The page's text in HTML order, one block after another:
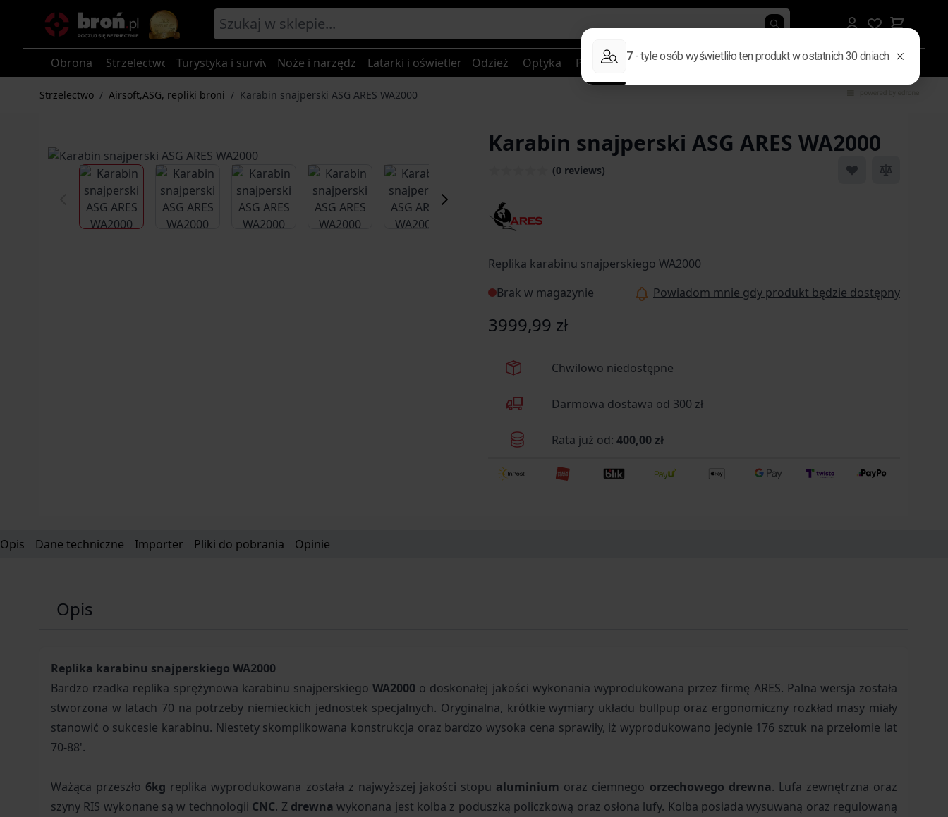
Obrona Strzelectwo Turystyka i survival Noże i narzędzia Latarki i oświetlenieOdzież Optyka Plecaki, torby i nerkiGadżety i elektronikaMęskie prezentyB2B
Strzelectwo / Airsoft,ASG, repliki broni / Karabin snajperski ASG ARES WA2000
Karabin snajperski ASG ARES WA2000
(0 reviews)
View larger imageView larger imageView larger imageView larger imageView larger imageView larger imageView larger image
Replika karabinu snajperskiego WA2000
Brak w magazynie
Powiadom mnie gdy produkt będzie dostępny
3999,99 zł
Chwilowo niedostępne
Darmowa dostawa od 300 zł
Rata już od: 400,00 zł
Opis Dane techniczne Importer Pliki do pobrania Opinie
Opis
Replika karabinu snajperskiego WA2000
Bardzo rzadka replika sprężynowa karabinu snajperskiego WA2000 o doskonałej jakości wykonania wyprodukowana przez firmę ARES. Palna wersja została
stworzona w latach 70 na potrzeby niemieckich jednostek specjalnych. Oryginalna, krótkie wymiary układu bullpup oraz ergonomiczny rozkład masy miały
stanowić o sukcesie karabinu. Niestety skomplikowana konstrukcja oraz bardzo wysoka cena sprawiły, iż wyprodukowano jedynie 176 sztuk na przełomie lat
70-88'.
Ważąca przeszło 6kg replika wyprodukowana została z najwyższej jakości stopu aluminium oraz ciemnego orzechowego drewna. Lufa zewnętrzna oraz
szyny RIS wykonane są w technologii CNC. Z drewna wykonana jest kolba z poduszką policzkową oraz osłona lufy. Kolba posiada wysuwaną oraz regulowaną